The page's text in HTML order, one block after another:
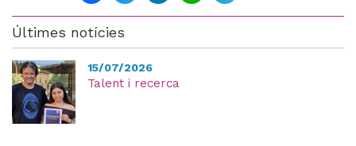
Últimes notícies
15/07/2026
Talent i recerca